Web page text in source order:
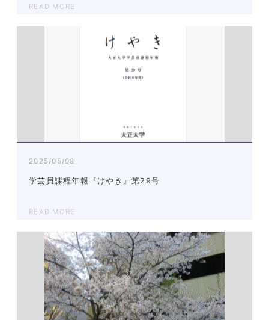
READ MORE
2025/05/08
学芸員課程年報『けやき』第29号
READ MORE